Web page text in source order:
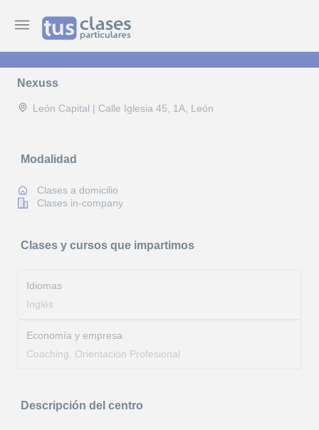
Nexuss
León Capital | Calle Iglesia 45, 1A, León
Modalidad
Clases a domicilio
Clases in-company
Clases y cursos que impartimos
Idiomas
Inglés
Economía y empresa
Coaching, Orientación Profesional
Descripción del centro